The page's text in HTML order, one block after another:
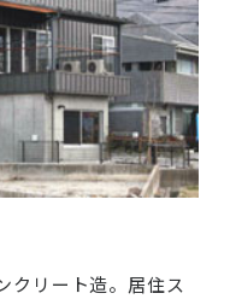
クリート造。居住ス